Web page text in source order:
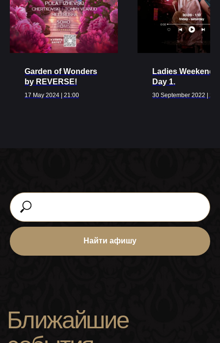
Garden of Wonders
by REVERSE!
17 May 2024 | 21:00
Ladies Weekend!
Day 1.
30 September 2022 |
Найти афишу
Ближайшие
события